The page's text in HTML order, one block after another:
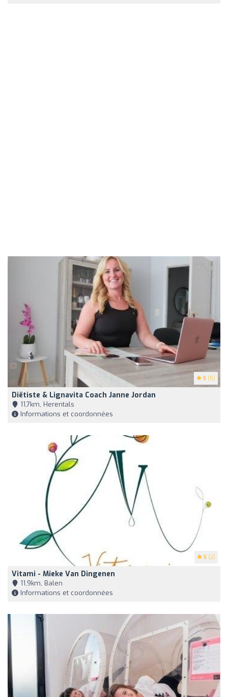
5 (5)
Diëtiste & Lignavita Coach Janne Jordan
11,7km, Herentals
Informations et coordonnées
5 (2)
Vitami - Mieke Van Dingenen
11,9km, Balen
Informations et coordonnées